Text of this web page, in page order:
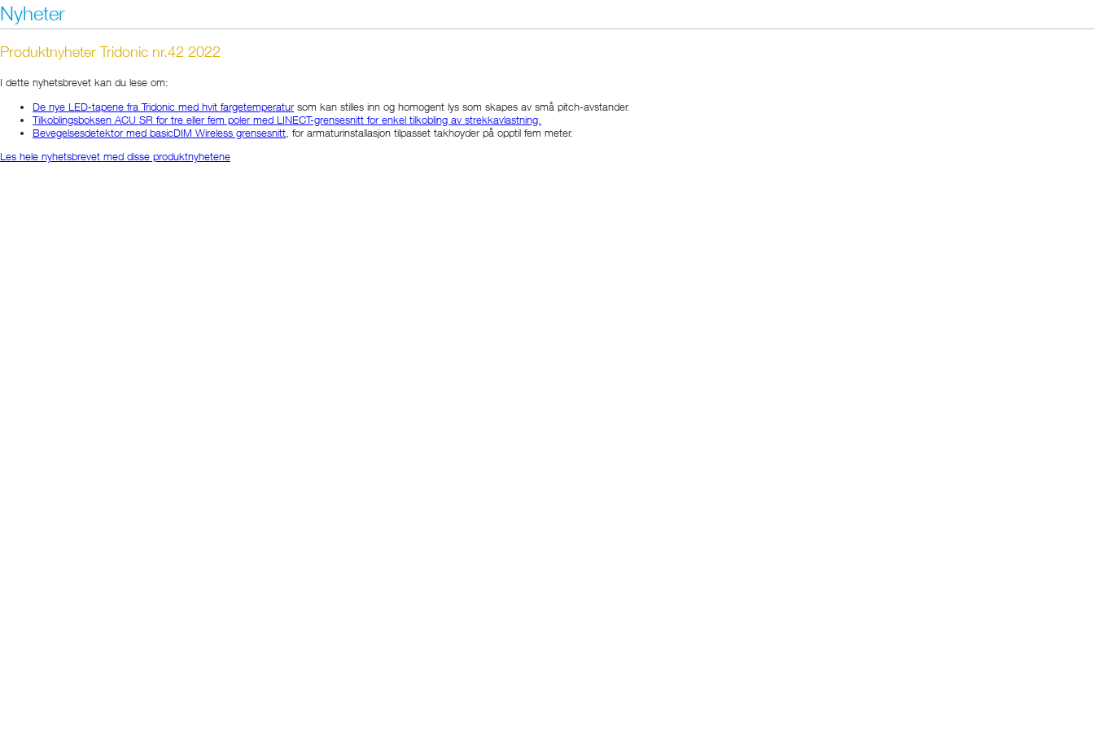
Nyheter
Produktnyheter Tridonic nr.42 2022
I dette nyhetsbrevet kan du lese om:
De nye LED-tapene fra Tridonic med hvit fargetemperatur som kan stilles inn og homogent lys som skapes av små pitch-avstander.
Tilkoblingsboksen ACU SR for tre eller fem poler med LINECT-grensesnitt for enkel tilkobling av strekkavlastning.
Bevegelsesdetektor med basicDIM Wireless grensesnitt , for armaturinstallasjon tilpasset takhøyder på opptil fem meter.
Les hele nyhetsbrevet med disse produktnyhetene